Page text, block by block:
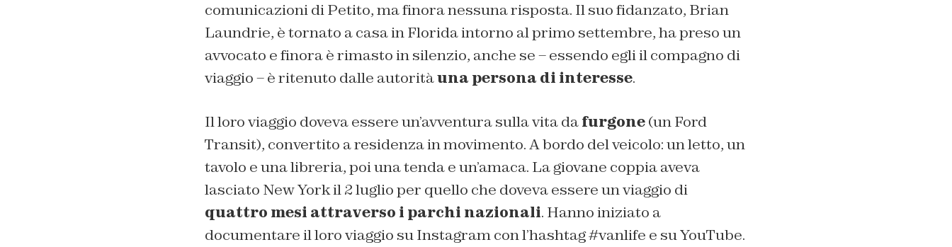
comunicazioni di Petito, ma finora nessuna risposta. Il suo fidanzato, Brian
Laundrie, è tornato a casa in Florida intorno al primo settembre, ha preso un
avvocato e finora è rimasto in silenzio, anche se – essendo egli il compagno di
viaggio – è ritenuto dalle autoritàuna persona di interesse.
Il loro viaggio doveva essere un’avventura sulla vita dafurgone(un Ford
Transit), convertito aresidenza in movimento. A bordo del veicolo: un letto, un
tavolo e una libreria, poi una tenda e un’amaca. La giovane coppia aveva
lasciato New York il 2 luglio per quello che doveva essere un viaggio di
quattro mesi attraverso i parchi nazionali. Hanno iniziato a
documentare il loro viaggio su Instagram con l’hashtag #vanlife e su YouTube.